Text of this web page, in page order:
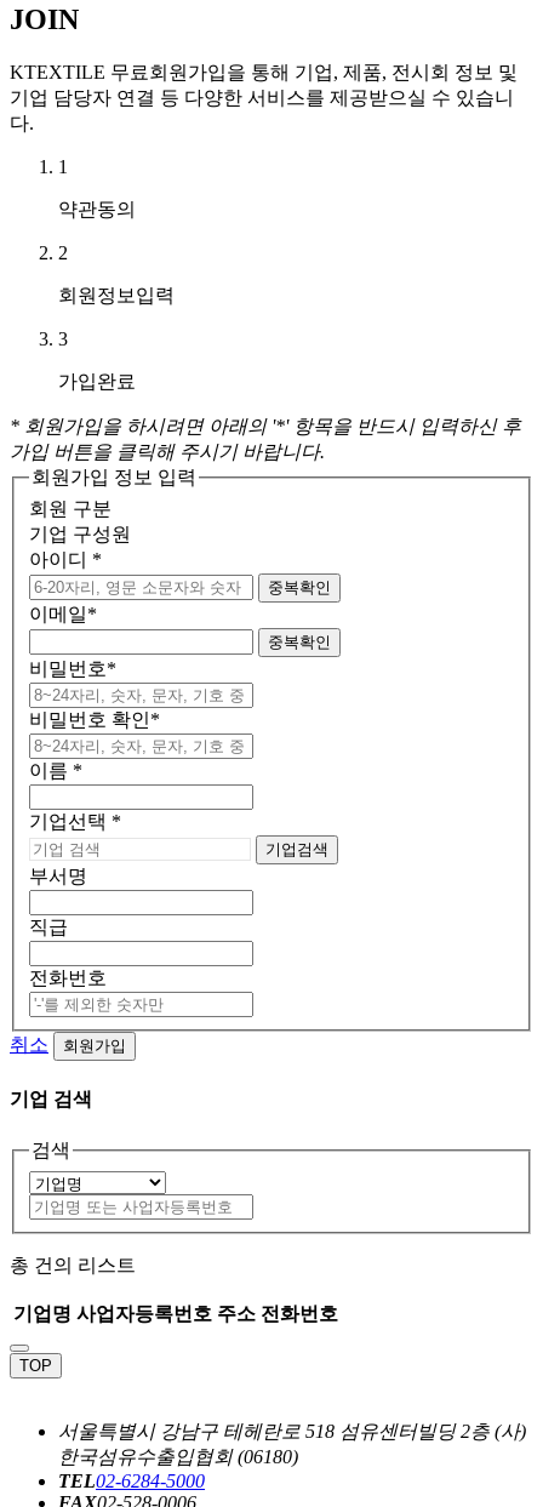
JOIN
KTEXTILE 무료회원가입을 통해 기업, 제품, 전시회 정보 및
기업 담당자 연결 등 다양한 서비스를 제공받으실 수 있습니
다.
1
약관동의
2
회원정보입력
3
가입완료
* 회원가입을 하시려면 아래의 '*' 항목을 반드시 입력하신 후
가입 버튼을 클릭해 주시기 바랍니다.
회원가입 정보 입력
회원 구분
기업 구성원
아이디 *
중복확인
이메일*
중복확인
비밀번호*
비밀번호 확인*
이름 *
기업선택 *
기업검색
부서명
직급
전화번호
취소 회원가입
기업 검색
검색
총 건의 리스트
기업명 사업자등록번호 주소 전화번호
TOP
서울특별시 강남구 테헤란로 518 섬유센터빌딩 2층 (사)
한국섬유수출입협회 (06180)
TEL02-6284-5000
FAX02-528-0006